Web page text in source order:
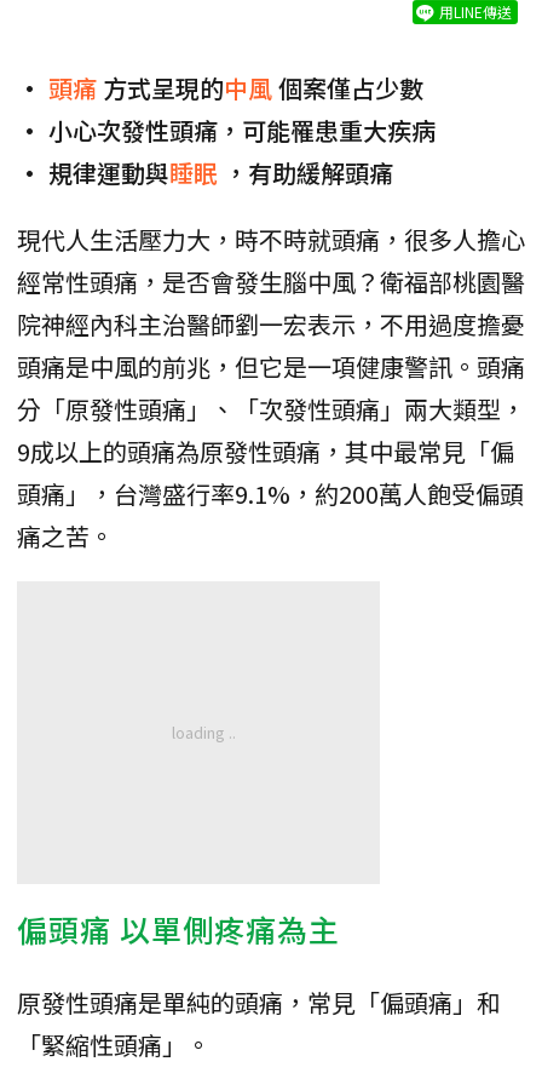
用LINE傳送
• 頭痛 方式呈現的中風個案僅占少數
• 小心次發性頭痛，可能罹患重大疾病
• 規律運動與睡眠 ，有助緩解頭痛
現代人生活壓力大，時不時就頭痛，很多人擔心
經常性頭痛，是否會發生腦中風？衛福部桃園醫
院神經內科主治醫師劉一宏表示，不用過度擔憂
頭痛是中風的前兆，但它是一項健康警訊。頭痛
分「原發性頭痛」、「次發性頭痛」兩大類型，
9成以上的頭痛為原發性頭痛，其中最常見「偏
頭痛」，台灣盛行率9.1%，約200萬人飽受偏頭
痛之苦。
偏頭痛 以單側疼痛為主
原發性頭痛是單純的頭痛，常見「偏頭痛」和
「緊縮性頭痛」。